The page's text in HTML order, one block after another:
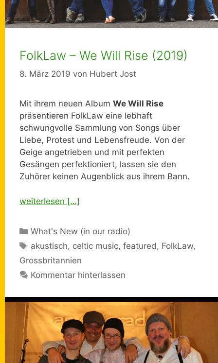
FolkLaw – We Will Rise (2019)
8. März 2019 von Hubert Jost
Mit ihrem neuen Album We Will Rise
präsentieren FolkLaw eine lebhaft
schwungvolle Sammlung von Songs über
Liebe, Protest und Lebensfreude. Von der
Geige angetrieben und mit perfekten
Gesängen perfektioniert, lassen sie den
Zuhörer keinen Augenblick aus ihrem Bann.
weiterlesen […]
Kategorien
What's New (in our radio)
Schlagwörter
akustisch, celtic music,featured , FolkLaw,
Grossbritannien
Kommentar hinterlassen